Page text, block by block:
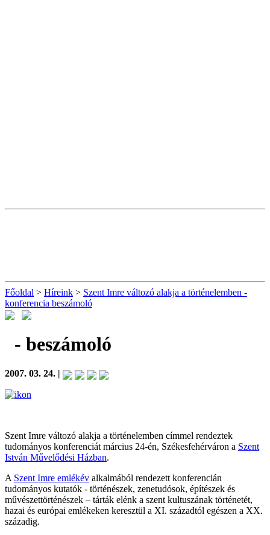
Főoldal > Híreink > Szent Imre változó alakja a történelemben -
konferencia beszámoló
- beszámoló
2007. 03. 24. |
Szent Imre változó alakja a történelemben címmel rendeztek
tudományos konferenciát március 24-én, Székesfehérváron a Szent
István Művelődési Házban.
A Szent Imre emlékév alkalmából rendezett konferencián
tudományos kutatók - történészek, zenetudósok, építészek és
művészettörténészek – tárták elénk a szent kultuszának történetét,
hazai és európai emlékeken keresztül a XI. századtól egészen a XX.
századig.